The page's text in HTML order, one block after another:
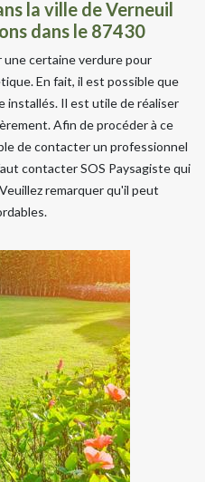
la ville de Verneuil
dans le 87430
certaine verdure pour
En fait, il est possible que
installés. Il est utile de réaliser
Afin de procéder à ce
de contacter un professionnel
contacter SOS Paysagiste qui
remarquer qu'il peut